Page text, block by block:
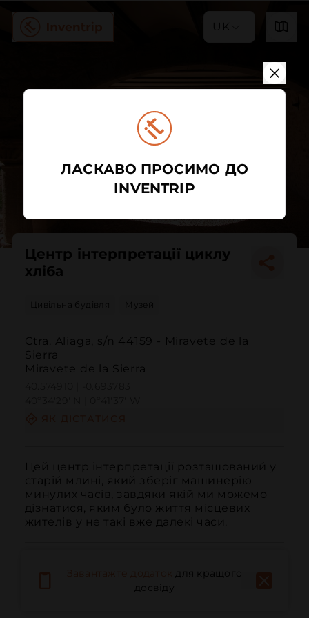
UK
Центр інтерпретації циклу
хліба
Цивільна будівля Музей
Ctra. Aliaga, s/n 44159 - Miravete de la
Sierra
Miravete de la Sierra
Цей центр інтерпретації розташований у
старій млині, який зберіг машинерію
минулих часів, завдяки якій ми можемо
дізнатися, яким було життя місцевих
жителів у не такі вже далекі часи.
для кращого
досвіду
ЛАСКАВО ПРОСИМО ДО
INVENTRIP